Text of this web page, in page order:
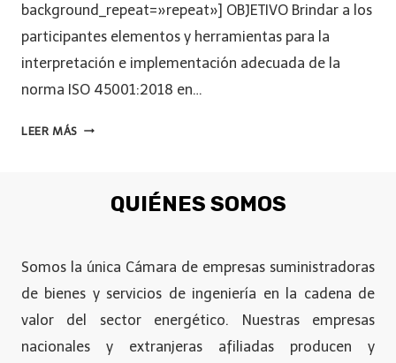
background_repeat=»repeat»] OBJETIVO Brindar a los
participantes elementos y herramientas para la
interpretación e implementación adecuada de la
norma ISO 45001:2018 en…
LEER MÁS
QUIÉNES SOMOS
Somos la única Cámara de empresas suministradoras
de bienes y servicios de ingeniería en la cadena de
valor del sector energético. Nuestras empresas
nacionales y extranjeras afiliadas producen y